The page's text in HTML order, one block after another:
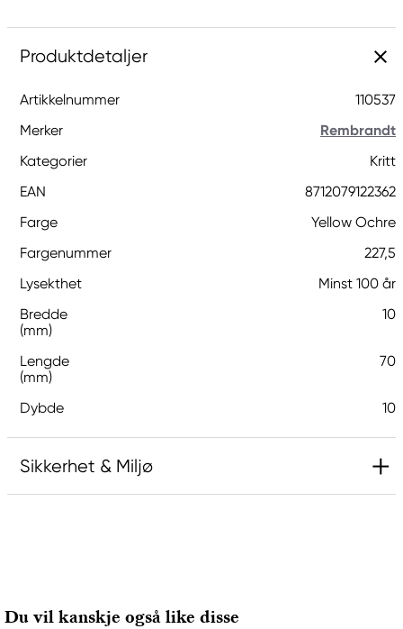
Produktdetaljer
Artikkelnummer
110537
Merker
Rembrandt
Kategorier
Kritt
EAN
8712079122362
Farge
Yellow Ochre
Fargenummer
227,5
Lysekthet
Minst 100 år
Bredde
(mm)
10
Lengde
(mm)
70
Dybde 10
Sikkerhet & Miljø
7311 PD Apeldoorn, Netherlands
Du vil kanskje også like disse